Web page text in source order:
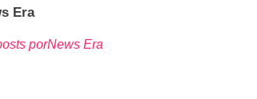
Era
porNews Era